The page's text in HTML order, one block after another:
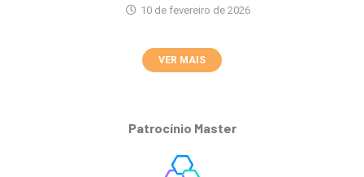
10 de fevereiro de 2026
VER MAIS
Patrocínio Master